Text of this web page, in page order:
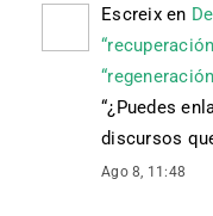
Escreixen
“¿Puedes
discursos
Ago 8, 11:48